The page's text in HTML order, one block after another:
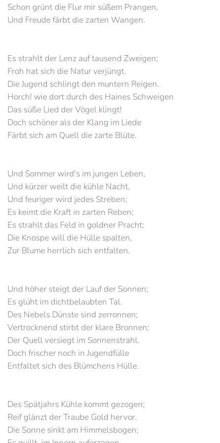
Schon grünt die Flur mir süßem Prangen,
Und Freude färbt die zarten Wangen.
Es strahlt der Lenz auf tausend Zweigen;
Froh hat sich die Natur verjüngt.
Die Jugend schlingt den muntern Reigen.
Horch! wie dort durch des Haines Schweigen
Das süße Lied der Vögel klingt!
Doch schöner als der Klang im Liede
Färbt sich am Quell die zarte Blüte.
Und Sommer wird's im jungen Leben,
Und kürzer weilt die kühle Nacht,
Und feuriger wird jedes Streben;
Es keimt die Kraft in zarten Reben;
Es strahlt das Feld in goldner Pracht:
Die Knospe will die Hülle spalten,
Zur Blume herrlich sich entfalten.
Und höher steigt der Lauf der Sonnen;
Es glüht im dichtbelaubten Tal.
Des Nebels Dünste sind zerronnen;
Vertrocknend stirbt der klare Bronnen;
Der Quell versiegt im Sonnenstrahl.
Doch frischer noch in Jugendfülle
Entfaltet sich des Blümchens Hülle.
Des Spätjahrs Kühle kommt gezogen;
Reif glänzt der Traube Gold hervor.
Die Sonne sinkt am Himmelsbogen;